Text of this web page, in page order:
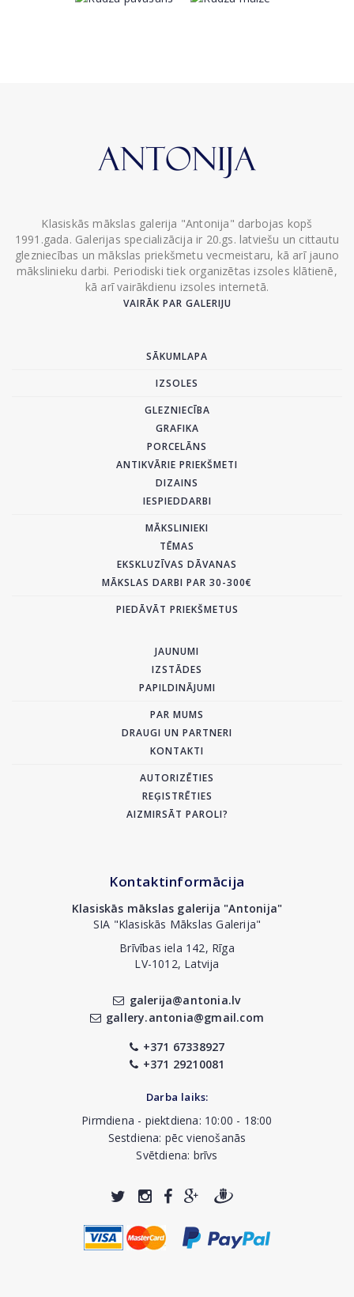
Klasiskās mākslas galerija "Antonija" darbojas kopš
1991.gada. Galerijas specializācija ir 20.gs. latviešu un cittautu
glezniecības un mākslas priekšmetu vecmeistaru, kā arī jauno
mākslinieku darbi. Periodiski tiek organizētas izsoles klātienē,
kā arī vairākdienu izsoles internetā.
VAIRĀK PAR GALERIJU
SĀKUMLAPA
IZSOLES
GLEZNIECĪBA
GRAFIKA
PORCELĀNS
ANTIKVĀRIE PRIEKŠMETI
DIZAINS
IESPIEDDARBI
MĀKSLINIEKI
TĒMAS
EKSKLUZĪVAS DĀVANAS
MĀKSLAS DARBI PAR 30-300€
PIEDĀVĀT PRIEKŠMETUS
JAUNUMI
IZSTĀDES
PAPILDINĀJUMI
PAR MUMS
DRAUGI UN PARTNERI
KONTAKTI
AUTORIZĒTIES
REĢISTRĒTIES
AIZMIRSĀT PAROLI?
Kontaktinformācija
Klasiskās mākslas galerija "Antonija"
SIA "Klasiskās Mākslas Galerija"
Brīvības iela 142, Rīga
LV-1012, Latvija
galerija@antonia.lv
gallery.antonia@gmail.com
+371 67338927
+371 29210081
Darba laiks:
Pirmdiena - piektdiena: 10:00 - 18:00
Sestdiena: pēc vienošanās
Svētdiena: brīvs